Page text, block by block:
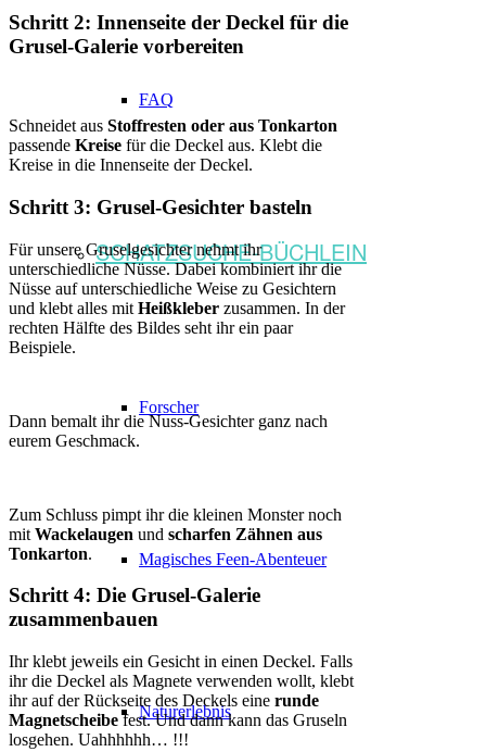
FAQ
SCHATZSUCHE-BÜCHLEIN
Forscher
Magisches Feen-Abenteuer
Naturerlebnis
Schritt 2: Innenseite der Deckel für die
Grusel-Galerie vorbereiten
Schneidet aus Stoffresten oder aus Tonkarton
passende Kreise für die Deckel aus. Klebt die
Kreise in die Innenseite der Deckel.
Schritt 3: Grusel-Gesichter basteln
Für unsere Gruselgesichter nehmt ihr
unterschiedliche Nüsse. Dabei kombiniert ihr die
Nüsse auf unterschiedliche Weise zu Gesichtern
und klebt alles mit Heißkleber zusammen. In der
rechten Hälfte des Bildes seht ihr ein paar
Beispiele.
Dann bemalt ihr die Nuss-Gesichter ganz nach
eurem Geschmack.
Zum Schluss pimpt ihr die kleinen Monster noch
mit Wackelaugen und scharfen Zähnen aus
Tonkarton.
Schritt 4: Die Grusel-Galerie
zusammenbauen
Ihr klebt jeweils ein Gesicht in einen Deckel. Falls
ihr die Deckel als Magnete verwenden wollt, klebt
ihr auf der Rückseite des Deckels eine runde
Magnetscheibefest. Und dann kann das Gruseln
losgehen. Uahhhhhh… !!!